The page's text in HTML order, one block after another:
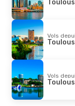
Vols
Vols